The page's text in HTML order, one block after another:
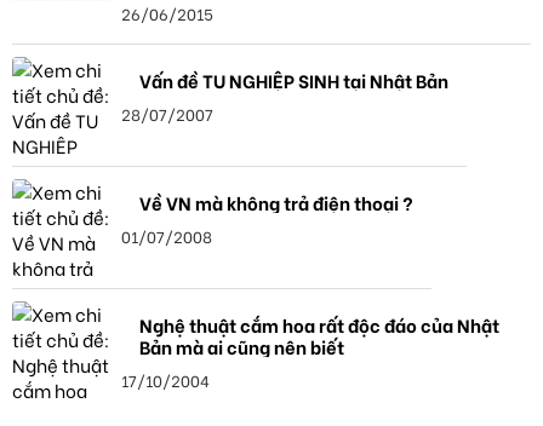
26/06/2015
Vấn đề TU NGHIỆP SINH tại Nhật Bản
28/07/2007
Về VN mà không trả điện thoại ?
01/07/2008
Nghệ thuật cắm hoa rất độc đáo của Nhật
Bản mà ai cũng nên biết
17/10/2004